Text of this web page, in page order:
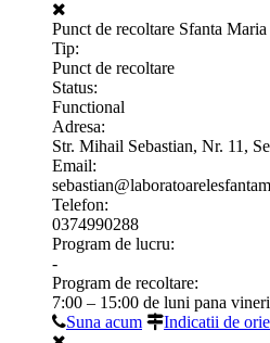
Punct de recoltare Sfanta Maria
Tip:
Punct de recoltare
Status:
Functional
Adresa:
Str. Mihail Sebastian, Nr. 11,
Email:
Telefon:
0374990288
Program de lucru:
-
Program de recoltare:
7:00 – 15:00 de luni pana vineri
Suna acum
Indicatii de